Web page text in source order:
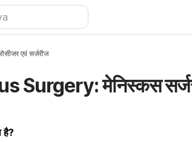
एवं सर्जरीज
Surgery: मेनिस्कस
है?